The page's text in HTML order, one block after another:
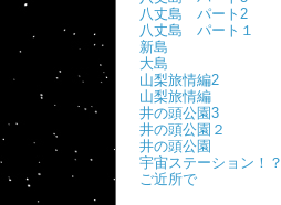
八丈島 パート2
八丈島 パート１
新島
大島
山梨旅情編2
山梨旅情編
井の頭公園3
井の頭公園２
井の頭公園
宇宙ステーション！？
ご近所で